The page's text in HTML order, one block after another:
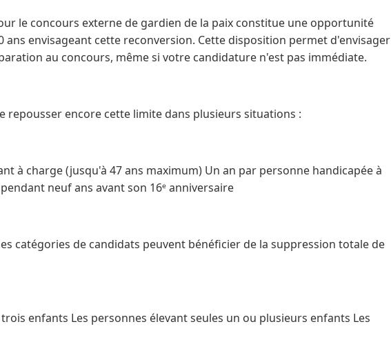
le concours externe de gardien de la paix constitue une opportunité
ans envisageant cette reconversion. Cette disposition permet d'envisager
au concours, même si votre candidature n'est pas immédiate.
repousser encore cette limite dans plusieurs situations :
à charge (jusqu'à 47 ans maximum) Un an par personne handicapée à
neuf ans avant son 16ᵉ anniversaire
catégories de candidats peuvent bénéficier de la suppression totale de
enfants Les personnes élevant seules un ou plusieurs enfants Les